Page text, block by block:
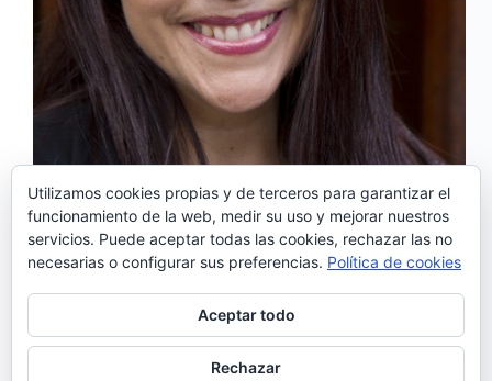
Carla Pires lleva más de 15 años como cantante y
actriz, cosechando éxitos en ambas áreas. No sólo
triunfa en Portugal, sino que ha pisado los
escenarios más prestigiosos del mundo. Este
miércoles presenta su nuevo álbum, «Aqui» en la
sala Galileo…
Noemí Sánchez
25/10/2016
Utilizamos cookies propias y de terceros para garantizar el
funcionamiento de la web, medir su uso y mejorar nuestros
servicios. Puede aceptar todas las cookies, rechazar las no
necesarias o configurar sus preferencias. Política de cookies
Aceptar todo
Rechazar